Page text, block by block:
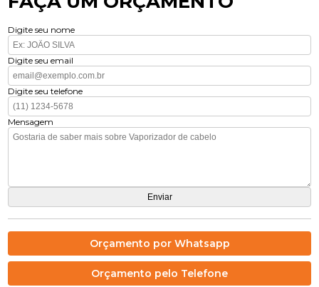
Digite seu nome
Digite seu email
Digite seu telefone
Mensagem
Orçamento por Whatsapp
Orçamento pelo Telefone